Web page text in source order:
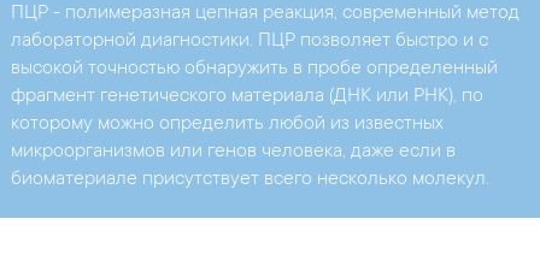
ПЦР - полимеразная цепная реакция, современный метод
лабораторной диагностики. ПЦР позволяет быстро и с
высокой точностью обнаружить в пробе определенный
фрагмент генетического материала (ДНК или РНК), по
которому можно определить любой из известных
микроорганизмов или генов человека, даже если в
биоматериале присутствует всего несколько молекул.